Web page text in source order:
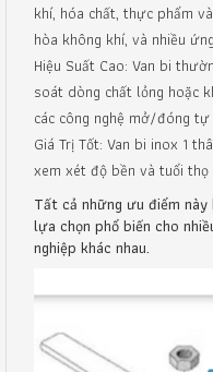
khí, hóa chất, thực phẩm
hòa không khí, và nhiều
Hiệu Suất Cao: Van bi
soát dòng chất lỏng hoặc
các công nghệ mở/đóng tự
Giá Trị Tốt: Van bi inox 1
xem xét độ bền và tuổi thọ
Tất cả những ưu điểm
lựa chọn phổ biến cho
nghiệp khác nhau.